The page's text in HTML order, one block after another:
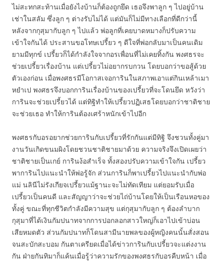
ไม่สะทกสะท้านเมื่อยังไงบ้านก็ต้องถูกยึด เธอจึงพาลูก ๆ ไปอยู่บ้าน
เช่าในสลัม ซึ่งลูก ๆ ต่างรับไม่ได้ แต่มันก็ไม่มีทางเลือกที่ดีกว่านี้
หลังจากกุสุมากับลูก ๆ ไปแล้ว พ่อลูกที่เคยบาดหมางก็ปรับความ
เข้าใจกันได้ ประสานขอโทษเปรี้ยว ๆ ดีใจที่พ่อกลับมาเป็นคนเดิม
ยามมีทุกข์ เปรี้ยวก็ได้กำลังใจจากอรเพื่อนที่ไม่เคยทิ้งกัน พงศธรจะ
ช่วยเปรี้ยวเรื่องบ้าน แต่เปรี้ยวไม่อยากรบกวน โดยบอกว่าขอสู้ด้วย
ตัวเองก่อน เมื่อพงศธรมีโอกาสเจอการินในสภาพเอาแต่กินเหล้าเมา
หยำเป พงศธรจึงบอกการินเรื่องบ้านของเปรี้ยวที่จะโดนยึด หวังว่า
การินจะช่วยเปรี้ยวได้ แต่ทิฐิทำให้เปรี้ยวปฏิเสธโดยบอกว่าชาติชาย
จะช่วยเธอ ทำให้การินต้องเศร้าหนักเข้าไปอีก
พงศธรกับอรอยากช่วยการินกับเปรี้ยวที่รักกันแต่มีทิฐิ จึงชวนทั้งคู่มา
งานวันเกิดขนมผิงโดยชวนชาติชายมาด้วย ความจริงจึงเปิดเผยว่า
ชาติชายเป็นเกย์ การินง้อสำเร็จ ทั้งสองปรับความเข้าใจกัน เปรี้ยว
พาการินไปแนะนำให้พ่อรู้จัก ส่วนการินก็พาเปรี้ยวไปแนะนำกับพ่อ
แม่ นลินีไม่รังเกียจเปรี้ยวแม้ฐานะจะไม่ทัดเทียม แต่ยอมรับเมื่อ
เปรี้ยวเป็นคนดี และสัญญาว่าจะช่วยไถ่บ้านโดยให้เป็นเรือนหอของ
ทั้งคู่ ขณะที่ทุกชีวิตกำลังมีความสุข แต่กุสุมากับลูก ๆ ต้องลำบาก
กุสุมาที่ได้เงินกัมปนาทจากการปอกลอกสาวใหญ่ก็เอาไปเข้าบ่อน
เสียหมดตัว ส่วนกัมปนาทก็โดนสามีนายพลของผู้หญิงคนนั้นสั่งสอน
จนสะบักสะบอม กันตาเครียดเมื่อได้ข่าวการินกับเปรี้ยวจะแต่งงาน
กัน ฝ่ายกันทิมาก็แค้นเมื่อรู้ว่าความรักของพงศธรกับอรคืบหน้า เมื่อ